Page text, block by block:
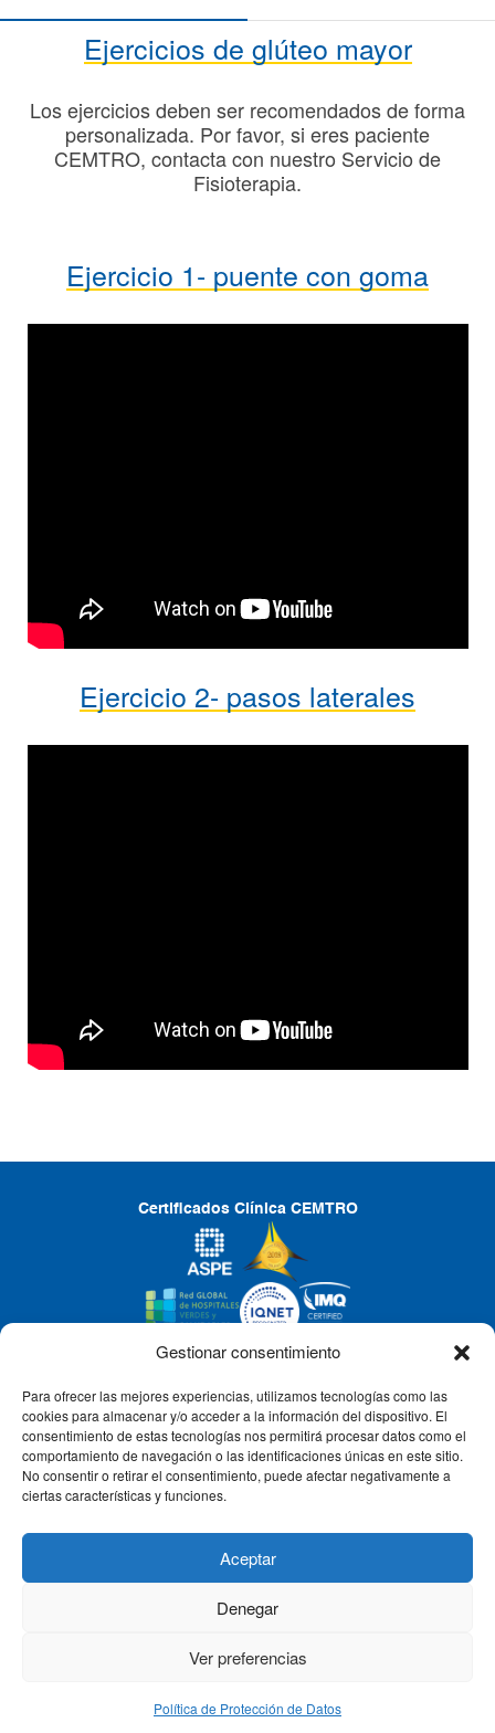
Gestionar consentimiento
Para ofrecer las mejores experiencias, utilizamos tecnologías como las
cookies para almacenar y/o acceder a la información del dispositivo. El
consentimiento de estas tecnologías nos permitirá procesar datos como el
comportamiento de navegación o las identificaciones únicas en este sitio.
No consentir o retirar el consentimiento, puede afectar negativamente a
ciertas características y funciones.
Aceptar
Denegar
Ver preferencias
Política de Protección de Datos
Ejercicios de glúteo mayor
Los ejercicios deben ser recomendados de forma
personalizada. Por favor, si eres paciente
CEMTRO, contacta con nuestro Servicio de
Fisioterapia.
Ejercicio 1- puente con goma
Ejercicio 2- pasos laterales
Certificados Clínica CEMTRO
CLÍNICA CEMTRO
QUIÉNES SOMOS